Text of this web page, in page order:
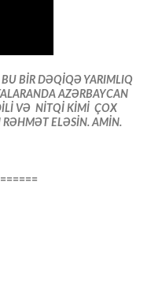
BİR DƏQİQƏ YARIMLIQ
AZƏRBAYCAN
VƏ NİTQİ KİMİ ÇOX
ELƏSİN. AMİN.